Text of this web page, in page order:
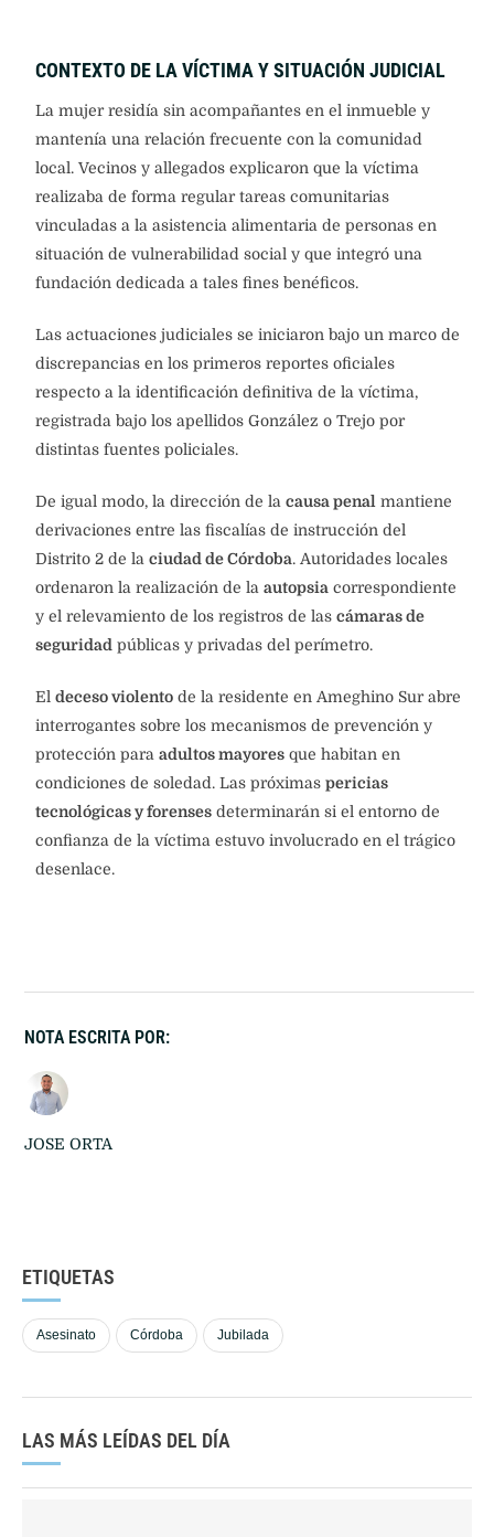
CONTEXTO DE LA VÍCTIMA Y SITUACIÓN JUDICIAL
La mujer residía sin acompañantes en el inmueble y
mantenía una relación frecuente con la comunidad
local. Vecinos y allegados explicaron que la víctima
realizaba de forma regular tareas comunitarias
vinculadas a la asistencia alimentaria de personas en
situación de vulnerabilidad social y que integró una
fundación dedicada a tales fines benéficos.
Las actuaciones judiciales se iniciaron bajo un marco de
discrepancias en los primeros reportes oficiales
respecto a la identificación definitiva de la víctima,
registrada bajo los apellidos González o Trejo por
distintas fuentes policiales.
De igual modo, la dirección de la causa penal mantiene
derivaciones entre las fiscalías de instrucción del
Distrito 2 de la ciudad de Córdoba. Autoridades locales
ordenaron la realización de la autopsia correspondiente
y el relevamiento de los registros de las cámaras de
seguridad públicas y privadas del perímetro.
El deceso violento de la residente en Ameghino Sur abre
interrogantes sobre los mecanismos de prevención y
protección para adultos mayores que habitan en
condiciones de soledad. Las próximas pericias
tecnológicas y forenses determinarán si el entorno de
confianza de la víctima estuvo involucrado en el trágico
desenlace.
NOTA ESCRITA POR:
JOSE ORTA
ETIQUETAS
Asesinato Córdoba Jubilada
LAS MÁS LEÍDAS DEL DÍA